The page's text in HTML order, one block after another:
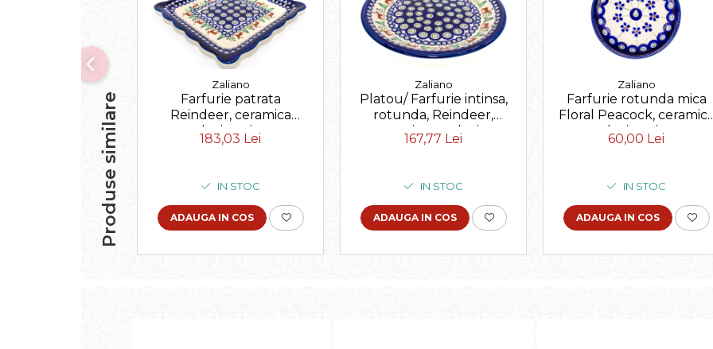
Produse similare
Zaliano
Farfurie patrata
Reindeer, ceramica
smaltuita, pictata
manual, 23,8 x 23,8 cm
183,03 Lei
IN STOC
ADAUGA IN COS
Zaliano
Platou/ Farfurie intinsa,
rotunda, Reindeer,
ceramica smaltuita,
pictata manual, 24,0 cm
167,77 Lei
IN STOC
ADAUGA IN COS
Zaliano
Farfurie rotunda mica
Floral Peacock, ceramica
smaltuita, pictata
manual, 11,6 cm
60,00 Lei
IN STOC
ADAUGA IN COS